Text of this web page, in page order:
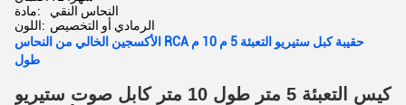
مادة:
النحاس النقي
اللون: الرمادي أو التخصيص
الأكسجين الخالي من النحاس RCA حقيبة كبل ستيريو التعبئة 5 م 10 م
طول
كيس التعبئة 5 متر طول 10 متر كابل صوت ستيريو